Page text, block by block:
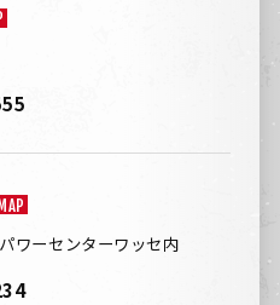
MAP
ワーセンターワッセ内